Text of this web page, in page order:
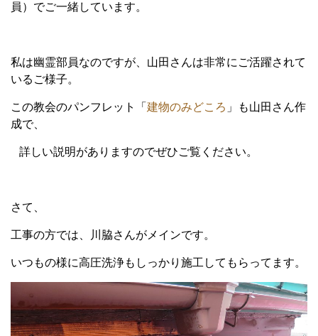
員）でご一緒しています。
私は幽霊部員なのですが、山田さんは非常にご活躍されて
いるご様子。
この教会のパンフレット「 建物のみどころ 」も山田さん作
成で、
詳しい説明がありますのでぜひご覧ください。
さて、
工事の方では、川脇さんがメインです。
いつもの様に高圧洗浄もしっかり施工してもらってます。